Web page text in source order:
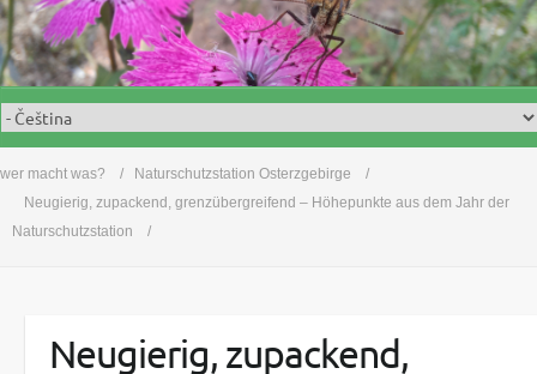
o
n
t
e
n
wer macht was?
Naturschutzstation Osterzgebirge
Neugierig, zupackend, grenzübergreifend – Höhepunkte aus dem Jahr der
Naturschutzstation
Neugierig, zupackend,